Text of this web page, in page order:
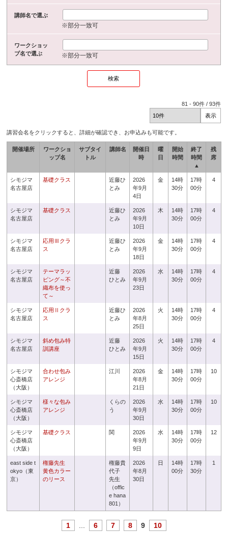
講師名で選ぶ
※部分一致可
ワークショッ
プ名で選ぶ
※部分一致可
81 -90件 /93件
講習会名をクリックすると、詳細が確認でき、お申込みも可能です。
開催場所
ワークショ
ップ名
サブタイ
トル
講師名
開催日
時
曜
日
開始
時間
終了
時間
▲
残
席
シモジマ
名古屋店
基礎クラス
近藤ひ
とみ
2026
年9月
4日
金
14時
30分
17時
00分
4
シモジマ
名古屋店
基礎クラス
近藤ひ
とみ
2026
年9月
10日
木
14時
30分
17時
00分
4
シモジマ
名古屋店
応用Ⅲクラ
ス
近藤ひ
とみ
2026
年9月
18日
金
14時
30分
17時
00分
4
シモジマ
名古屋店
テーマラッ
ピング～不
織布を使っ
て～
近藤
ひとみ
2026
年9月
23日
水
14時
30分
17時
00分
4
シモジマ
名古屋店
応用Ⅱクラ
ス
近藤ひ
とみ
2026
年8月
25日
火
14時
30分
17時
00分
4
シモジマ
名古屋店
斜め包み特
訓講座
近藤
ひとみ
2026
年9月
15日
火
14時
30分
17時
00分
4
シモジマ
心斎橋店
（大阪）
合わせ包み
アレンジ
江川
2026
年8月
21日
金
14時
30分
17時
00分
10
シモジマ
心斎橋店
（大阪）
様々な包み
アレンジ
くらの
う
2026
年9月
30日
水
14時
30分
17時
00分
10
シモジマ
心斎橋店
（大阪）
基礎クラス 関
2026
年9月
9日
水
14時
30分
17時
00分
12
east side t
okyo（東
京）
権藤先生
黄色カラー
のリース
権藤貴
代子
先生
（offic
e hana
801）
2026
年8月
30日
日
14時
00分
17時
30分
1
1 6 7 8 9 10